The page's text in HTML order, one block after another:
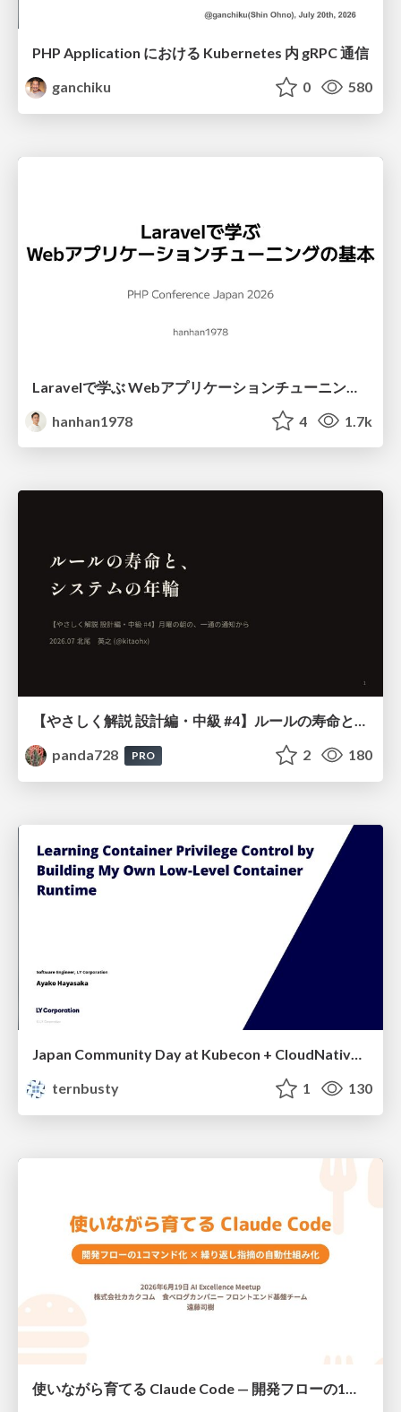
PHP Application における Kubernetes 内 gRPC 通信
ganchiku
0 580
hanhan1978
4 1.7k
【やさしく解説 設計編・中級 #4】ルールの寿命と、システムの年輪
panda728
PRO 2 180
Japan Community Day at Kubecon + CloudNativeCon Japan 2026: Learning Container Privilege Control by Building My Own Low-Level Container Runtime
ternbusty
1 130